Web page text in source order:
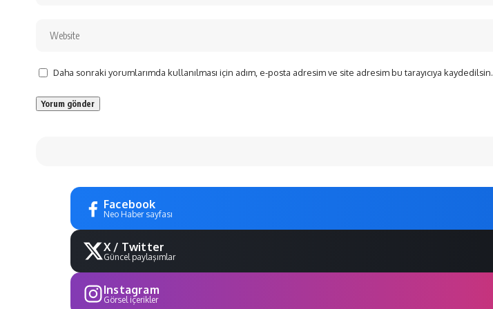
Daha sonraki yorumlarımda kullanılması için adım, e-posta adresim ve site adresim bu tarayıcıya kaydedilsin.
Facebook
Neo Haber sayfası
X / Twitter
Güncel paylaşımlar
Instagram
Görsel içerikler